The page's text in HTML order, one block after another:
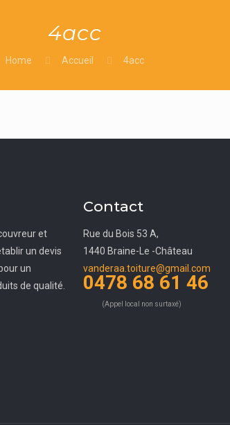
4acc
Home Accueil 4acc
et
un devis
un
de qualité.
Contact
Rue du Bois 53 A,
1440 Braine-Le -Château
vanderaa.toiture@gmail.com
0478 68 61 46
(Appel local non surtaxé)